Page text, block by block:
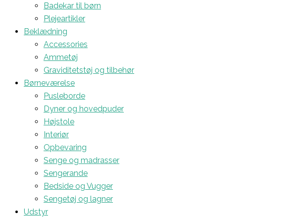
Badekar til børn
Plejeartikler
Beklædning
Accessories
Ammetøj
Graviditetstøj og tilbehør
Børneværelse
Pusleborde
Dyner og hovedpuder
Højstole
Interiør
Opbevaring
Senge og madrasser
Sengerande
Bedside og Vugger
Sengetøj og lagner
Udstyr